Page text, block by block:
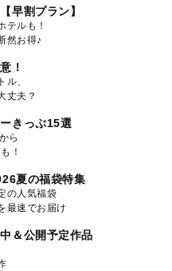
早割プラン】
テルも！
然お得♪
！
ル、
丈夫？
きっぷ15選
ら
！
夏の福袋特集
の人気福袋
最速でお届け
＆公開予定作品